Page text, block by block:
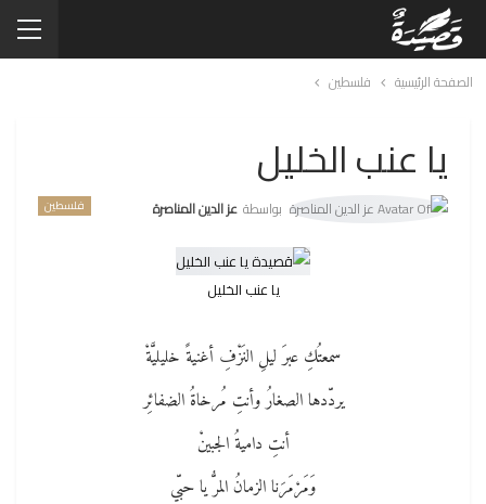
الصفحة الرئيسية فلسطين
يا عنب الخليل
فلسطين بواسطة عز الدين المناصرة
يا عنب الخليل
سمعتُكِ عبرَ ليلِ النَزْفِ أغنيةً خليليَّةْ
يردّدها الصغارُ وأنتِ مُرخاةُ الضفائِر
أنتِ داميةُ الجبينْ
وَمَرْمَرَنا الزمانُ المرُّ يا حبّي